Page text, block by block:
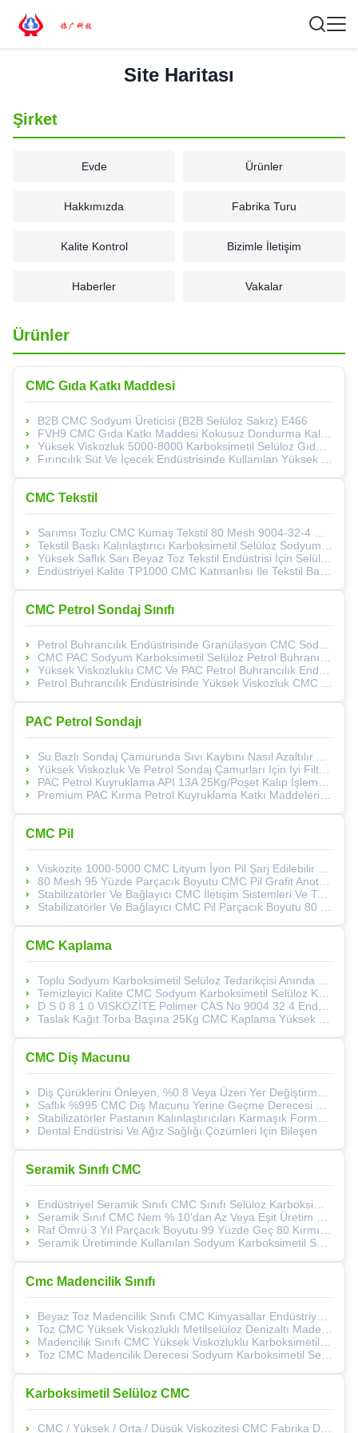
Site Haritası
Şirket
Evde Ürünler
Hakkımızda Fabrika Turu
Kalite Kontrol Bizimle İletişim
Haberler Vakalar
Ürünler
CMC Gıda Katkı Maddesi
B2B CMC Sodyum Üreticisi (B2B Selüloz Sakız) E466
FVH9 CMC Gıda Katkı Maddesi Kokusuz Dondurma Kalınlaştırıcı ≤10,0% Nem
Yüksek Viskozluk 5000-8000 Karboksimetil Selüloz Gıda Derecesi Gıda Endüstrisi Uygulamaları İçin Beyaz To Cream Powder Solution
Fırıncılık Süt Ve İçecek Endüstrisinde Kullanılan Yüksek Viskoziteli 5000-8000 CMC Gıda Katkı Maddesi Beyazdan Krema Tozu Stabilizatörüne
CMC Tekstil
Sarımsı Tozlu CMC Kumaş Tekstil 80 Mesh 9004-32-4 CAS No
Tekstil Baskı Kalınlaştırıcı Karboksimetil Selüloz Sodyum CMC
Yüksek Saflık Sarı Beyaz Toz Tekstil Endüstrisi İçin Selülozun Yerine TP3000
Endüstriyel Kalite TP1000 CMC Katmanlısı Ile Tekstil Baskı Kolaylaştırıldı
CMC Petrol Sondaj Sınıfı
Petrol Buhrancılık Endüstrisinde Granülasyon CMC Sodyum Karboksimetil Selüloz PAC
CMC PAC Sodyum Karboksimetil Selüloz Petrol Buhranı Granülasyonu İçin Mükemmel Seçim
Yüksek Viskozluklu CMC Ve PAC Petrol Buhrancılık Endüstrisi Için Temizlik ≥ 99%
Petrol Buhrancılık Endüstrisinde Yüksek Viskozluk CMC Sodyum Karboksimetil Selüloz PAC
PAC Petrol Sondajı
Su Bazlı Sondaj Çamurunda Sıvı Kaybını Nasıl Azaltılır API 13A Sınıfı Sondaj Sıvıları Için CMC/PAC
Yüksek Viskozluk Ve Petrol Sondaj Çamurları Için Iyi Filtrasyon Hacmi
PAC Petrol Kuyruklama API 13A 25Kg/Poşet Kalıp İşleme Standart Kağıt Torba
Premium PAC Kırma Petrol Kuyruklama Katkı Maddeleri CMC
CMC Pil
Viskozite 1000-5000 CMC Lityum İyon Pil Şarj Edilebilir Pil Taşınabilir Tıbbi Cihazlar Ve Acil Durum Gücü İçin İdeal
80 Mesh 95 Yüzde Parçacık Boyutu CMC Pil Grafit Anot Silikon Karbon Anot Stabilizatörler Bağlayıcı Sunma Performansı
Stabilizatörler Ve Bağlayıcı CMC İletişim Sistemleri Ve Taktik Ekipmanlar İçin Tasarlanmış Şarj Edilebilir Enerji Hücresi Şarj Edilebilir Pil
Stabilizatörler Ve Bağlayıcı CMC Pil Parçacık Boyutu 80 Mesh %95 Endüstriyel Uygulamalar Ve Performans İçin Uygun
CMC Kaplama
Toplu Sodyum Karboksimetil Selüloz Tedarikçisi Anında Dereceli Soğuk Suda Hızlı Çözülür
Temizleyici Kalite CMC Sodyum Karboksimetil Selüloz Karıştırıcı Satılık
D S 0 8 1 0 VISKOZİTE Polimer CAS No 9004 32 4 Endüstriyel Uygulamalar Üretim Süreçleri Için Kimyasal Çözümler
Taslak Kağıt Torba Başına 25Kg CMC Kaplama Yüksek Viskozite Sınıfı Kimyasal Yardımcı Madde Tekstil Kağıt Ve Yapıştırıcı Endüstrileri Için İdeal
CMC Diş Macunu
Diş Çürüklerini Önleyen, %0.8 Veya Üzeri Yer Değiştirme Derecesine Sahip Parlak Ürünlü Macun, Diş Bakımı Ve Pürüzsüz Parlak Bitiş Sağlar
Saflık %995 CMC Diş Macunu Yerine Geçme Derecesi 0.8 Suda Tamamen Çözünür Diş Macunu Ve Ağız Bakımı Üretimi İçin Malzeme
Stabilizatörler Pastanın Kalınlaştırıcıları Karmaşık Formülasyon Sistemlerinde En Az 0,8'lik Bir Yer Değiştirme Derecesi
Dental Endüstrisi Ve Ağız Sağlığı Çözümleri Için Bileşen
Seramik Sınıfı CMC
Endüstriyel Seramik Sınıfı CMC Sınıfı Selüloz Karboksimetil Sodyum
Seramik Sınıf CMC Nem % 10'dan Az Veya Eşit Üretim Süreçleri Için % 0'dan Az Sodyum Içeriği Olan Seramik Gövde
Raf Ömrü 3 Yıl Parçacık Boyutu 99 Yüzde Geç 80 Kırmızı Pamuktan Ve Keramik Için Ahşap Hamurundan Yapılan Örgü.
Seramik Üretiminde Kullanılan Sodyum Karboksimetil Selüloz Seramik Sır Bileşiği %99 Geçerli 80 Mesh Parçacık Boyutu
Cmc Madencilik Sınıfı
Beyaz Toz Madencilik Sınıfı CMC Kimyasallar Endüstriyel Yüksek Viskozitesi CMC
Toz CMC Yüksek Viskozluklı Metilselüloz Denizaltı Madencilik Süresince
Madencilik Sınıfı CMC Yüksek Viskozluklu Karboksimetil Selüloz Tozu
Toz CMC Madencilik Derecesi Sodyum Karboksimetil Selüloz Karıştırıcı
Karboksimetil Selüloz CMC
CMC / Yüksek / Orta / Düşük Viskozitesi CMC Fabrika Doğrudan Satışı